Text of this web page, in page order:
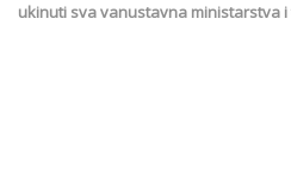
ukinuti sva vanustavna ministarstva i